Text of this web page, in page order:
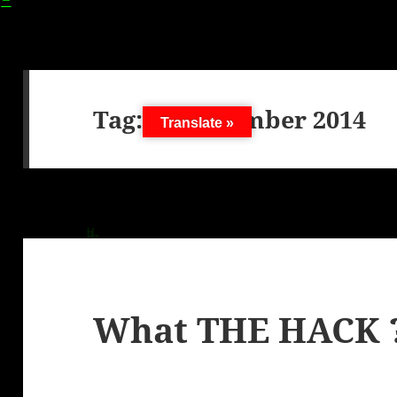
Tag: 4. September 2014
What THE HACK
Translate »